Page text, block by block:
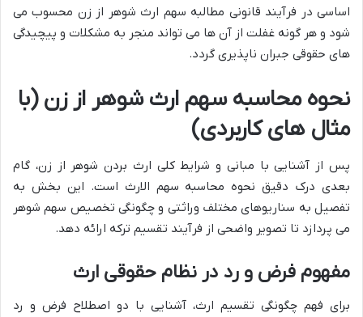
اساسی در فرآیند قانونی مطالبه سهم ارث شوهر از زن محسوب می
شود و هر گونه غفلت از آن ها می تواند منجر به مشکلات و پیچیدگی
های حقوقی جبران ناپذیری گردد.
نحوه محاسبه سهم ارث شوهر از زن (با
مثال های کاربردی)
پس از آشنایی با مبانی و شرایط کلی ارث بردن شوهر از زن، گام
بعدی درک دقیق نحوه محاسبه سهم الارث است. این بخش به
تفصیل به سناریوهای مختلف وراثتی و چگونگی تخصیص سهم شوهر
می پردازد تا تصویر واضحی از فرآیند تقسیم ترکه ارائه دهد.
مفهوم فرض و رد در نظام حقوقی ارث
برای فهم چگونگی تقسیم ارث، آشنایی با دو اصطلاح فرض و رد